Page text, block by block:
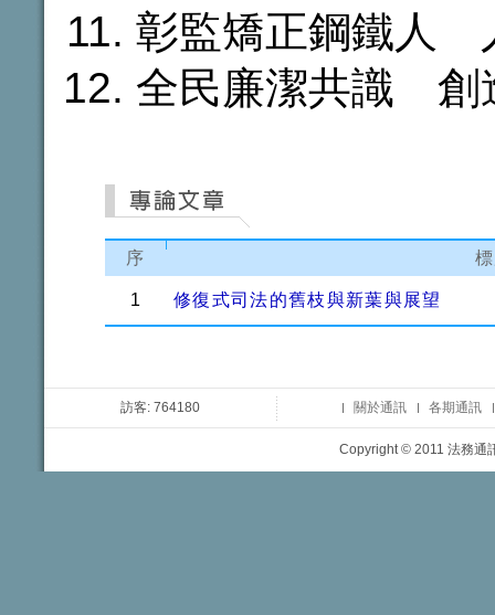
彰監矯正鋼鐵人
全民廉潔共識 創
序
1 修復式司法的舊枝與新葉與展望
訪客: 764180 關於通訊 各期通訊
Copyright © 2011 法務